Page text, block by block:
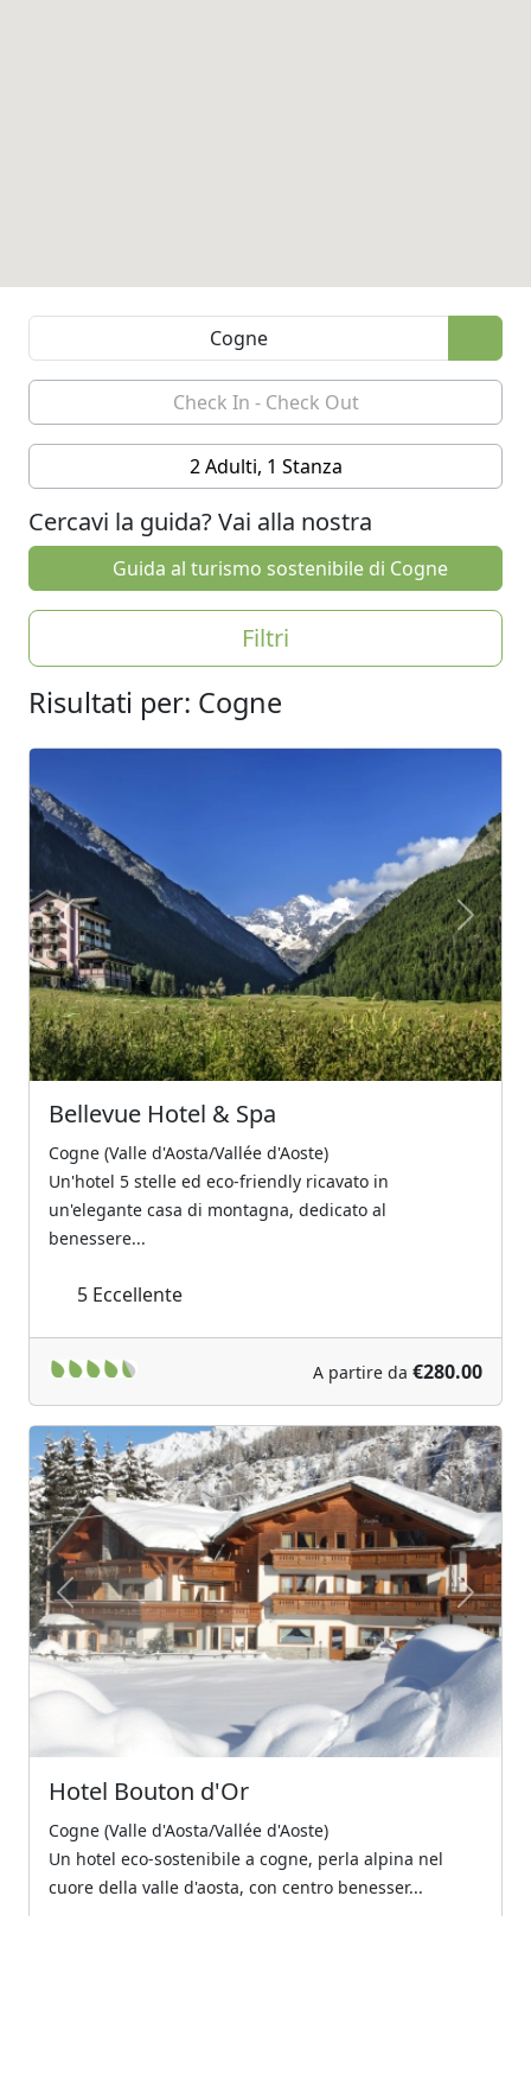
2 Adulti, 1 Stanza
Cercavi la guida? Vai alla nostra
Guida al turismo sostenibile di Cogne
Filtri
Risultati per: Cogne
Previous Next
Bellevue Hotel & Spa
Cogne (Valle d'Aosta/Vallée d'Aoste)
Un'hotel 5 stelle ed eco-friendly ricavato in
un'elegante casa di montagna, dedicato al
benessere...
5 Eccellente
A partire da €280.00
Previous Next
Hotel Bouton d'Or
Cogne (Valle d'Aosta/Vallée d'Aoste)
Un hotel eco-sostenibile a cogne, perla alpina nel
cuore della valle d'aosta, con centro benesser...